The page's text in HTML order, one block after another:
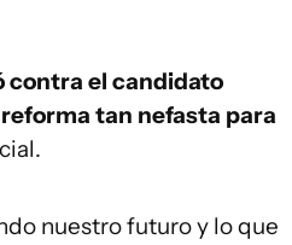
contra el candidato
tan nefasta para
nuestro futuro y lo que